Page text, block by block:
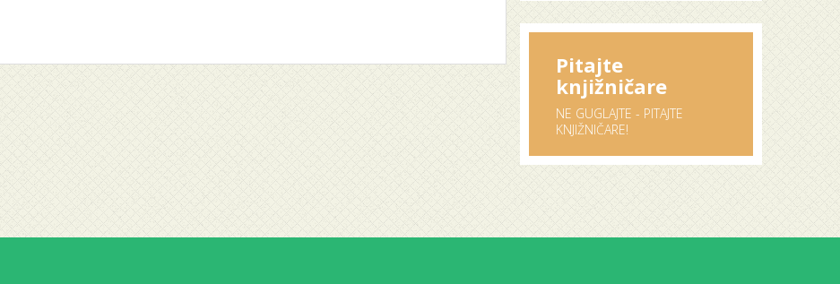
Pitajte
knjižničare
NE GUGLAJTE - PITAJTE
KNJIŽNIČARE!